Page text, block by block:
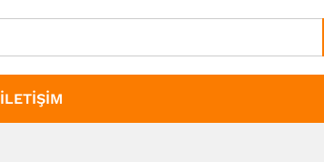
İLETIŞIM